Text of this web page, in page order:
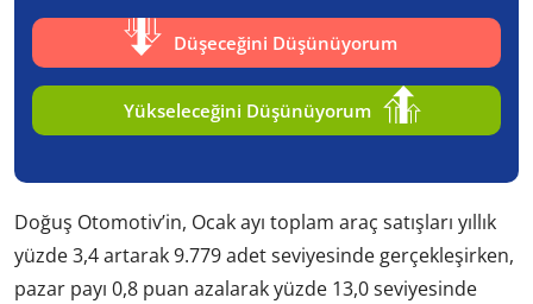
Düşeceğini Düşünüyorum
Yükseleceğini Düşünüyorum
Doğuş Otomotiv’in, Ocak ayı toplam araç satışları yıllık
yüzde 3,4 artarak 9.779 adet seviyesinde gerçekleşirken,
pazar payı 0,8 puan azalarak yüzde 13,0 seviyesinde